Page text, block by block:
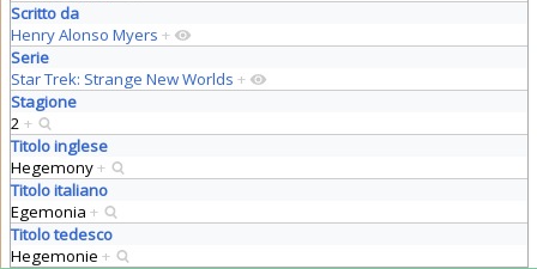
Scritto da
Henry Alonso Myers +
Serie
Star Trek: Strange New Worlds +
Stagione
2 +
Titolo inglese
Hegemony+
Titolo italiano
Egemonia +
Titolo tedesco
Hegemonie +